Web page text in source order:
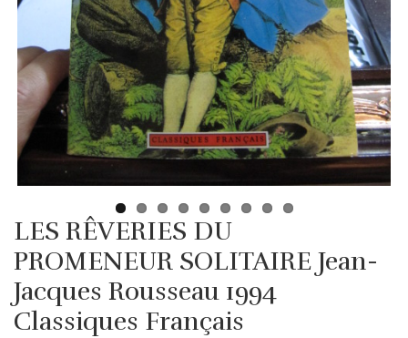
LES RÊVERIES DU
PROMENEUR SOLITAIRE Jean-
Jacques Rousseau 1994
Classiques Français